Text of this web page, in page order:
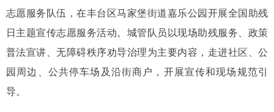
志愿服务队伍，在丰台区马家堡街道嘉乐公园开展全国助残
日主题宣传志愿服务活动。城管队员以现场助残服务、政策
普法宣讲、无障碍秩序劝导治理为主要内容，走进社区、公
园周边、公共停车场及沿街商户，开展宣传和现场规范引
导。